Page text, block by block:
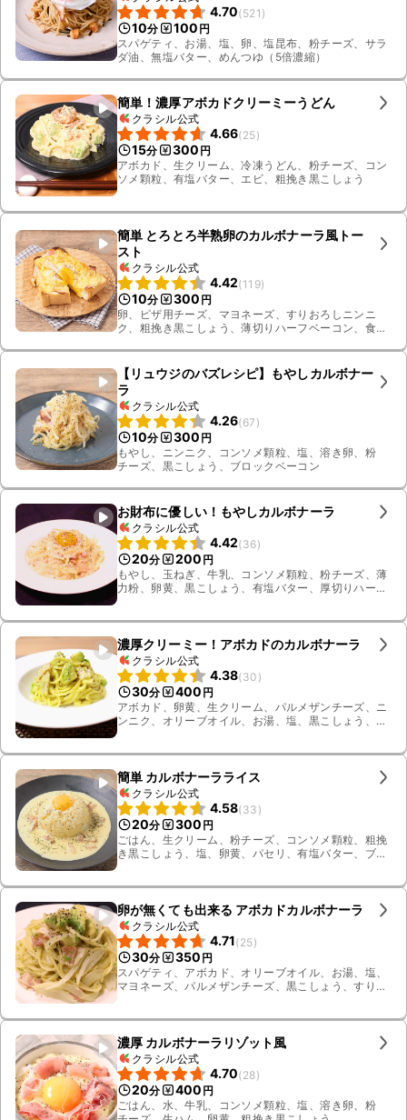
4.70(521 )
10分 100 円
スパゲティ、お湯、塩、卵、塩昆布、粉チーズ、サラ
ダ油、無塩バター、めんつゆ（5倍濃縮）
簡単！濃厚アボカドクリーミーうどん
クラシル公式
4.66(25)
15分 300 円
アボカド、生クリーム、冷凍うどん、粉チーズ、コン
ソメ顆粒、有塩バター、エビ、粗挽き黒こしょう
簡単 とろとろ半熟卵のカルボナーラ風トー
スト
クラシル公式
4.42(119)
10分 300 円
卵、ピザ用チーズ、マヨネーズ、すりおろしニンニ
ク、粗挽き黒こしょう、薄切りハーフベーコン、食パ
【リュウジのバズレシピ】もやしカルボナー
ラ
クラシル公式
4.26(67 )
10分 300 円
もやし、ニンニク、コンソメ顆粒、塩、溶き卵、粉
チーズ、黒こしょう、ブロックベーコン
お財布に優しい！もやしカルボナーラ
クラシル公式
4.42(36)
20分 200 円
もやし、玉ねぎ、牛乳、コンソメ顆粒、粉チーズ、薄
力粉、卵黄、黒こしょう、有塩バター、厚切りハーフ
濃厚クリーミー！アボカドのカルボナーラ
クラシル公式
4.38(30 )
30分 400 円
アボカド、卵黄、生クリーム、パルメザンチーズ、ニ
ンニク、オリーブオイル、お湯、塩、黒こしょう、ス
簡単 カルボナーラライス
クラシル公式
4.58(33 )
20分 300 円
ごはん、生クリーム、粉チーズ、コンソメ顆粒、粗挽
き黒こしょう、塩、卵黄、パセリ、有塩バター、ブ
卵が無くても出来る アボカドカルボナーラ
クラシル公式
4.71(25)
30分 350 円
スパゲティ、アボカド、オリーブオイル、お湯、塩、
マヨネーズ、パルメザンチーズ、黒こしょう、すりお
濃厚 カルボナーラリゾット風
クラシル公式
4.70(28)
20分 400 円
ごはん、水、牛乳、コンソメ顆粒、塩、溶き卵、粉